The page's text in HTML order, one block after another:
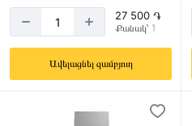
27 500 ֏
Քանակ՝ 1
Ավելացնել զամբյուղ